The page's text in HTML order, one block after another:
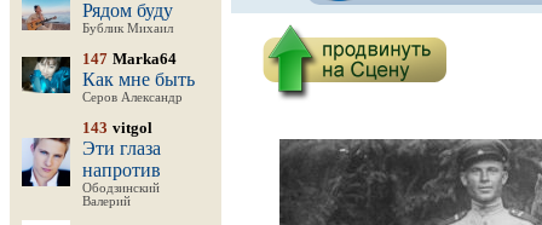
Рядом буду
Бублик Михаил
147 Marka64
Как мне быть
Серов Александр
143 vitgol
Эти глаза
напротив
Ободзинский
Валерий